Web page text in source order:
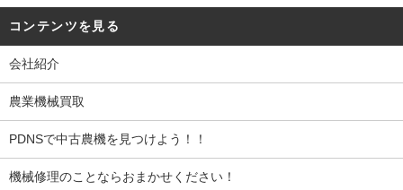
コンテンツを見る
会社紹介
農業機械買取
PDNSで中古農機を見つけよう！！
機械修理のことならおまかせください！